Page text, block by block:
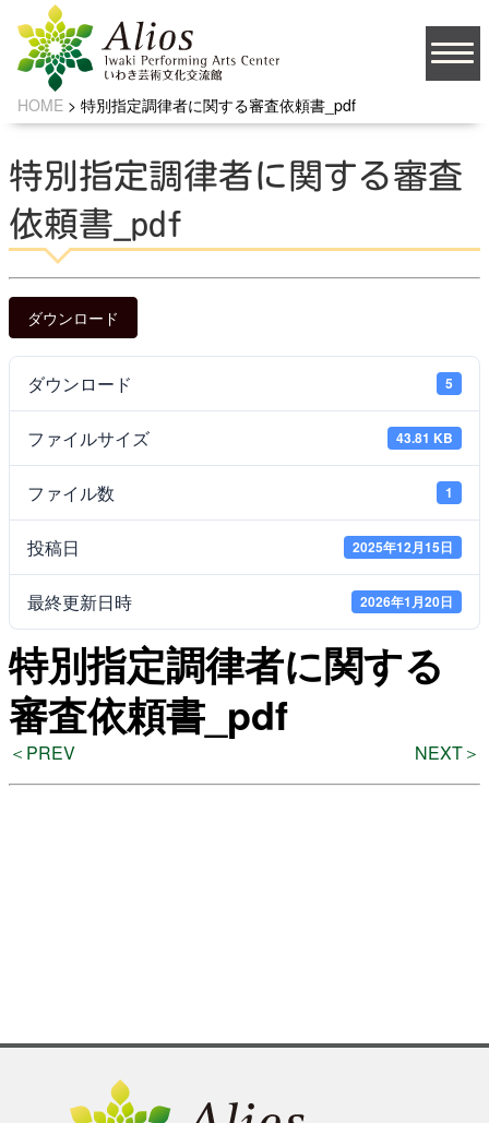
大
背景の色
ソーシャルメディア
よくある質問
HOME > 特別指定調律者に関する審査依頼書_pdf
特別指定調律者に関する審査
依頼書_pdf
ダウンロード
ダウンロード 5
ファイルサイズ 43.81 KB
ファイル数 1
投稿日 2025年12月15日
最終更新日時 2026年1月20日
特別指定調律者に関する
審査依頼書_pdf
＜PREV NEXT＞